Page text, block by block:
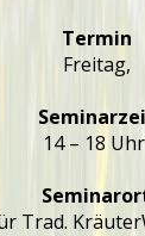
Termin
Freitag,
14 – 18 Uhr
Trad.